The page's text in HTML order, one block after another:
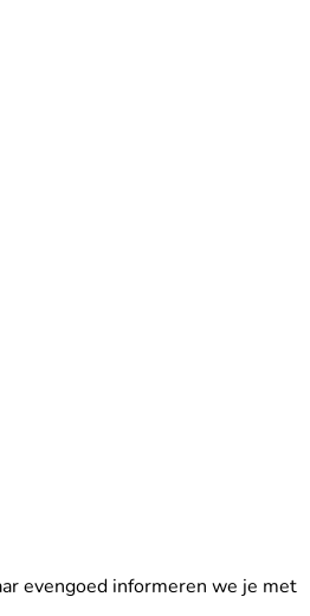
evengoed informeren we je met